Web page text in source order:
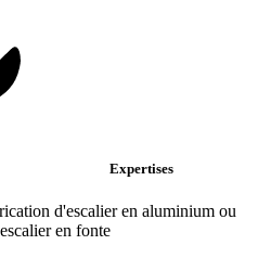
Expertises
d'escalier en aluminium ou
en fonte